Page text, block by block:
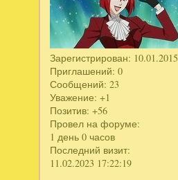
Зарегистрирован: 10.01.2015
Приглашений: 0
Сообщений: 23
Уважение: +1
Позитив: +56
Провел на форуме:
1 день 0 часов
Последний визит:
11.02.2023 17:22:19